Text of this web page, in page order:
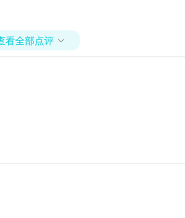
看全部点评 